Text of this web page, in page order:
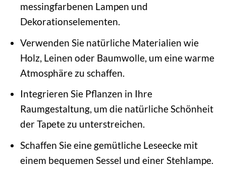
messingfarbenen Lampen und
Dekorationselementen.
Verwenden Sie natürliche Materialien wie
Holz, Leinen oder Baumwolle, um eine warme
Atmosphäre zu schaffen.
Integrieren Sie Pflanzen in Ihre
Raumgestaltung, um die natürliche Schönheit
der Tapete zu unterstreichen.
Schaffen Sie eine gemütliche Leseecke mit
einem bequemen Sessel und einer Stehlampe.